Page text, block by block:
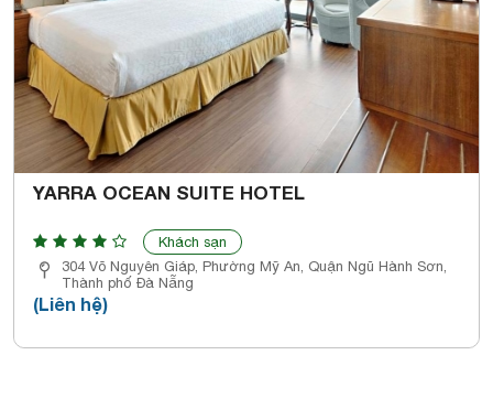
YARRA OCEAN SUITE HOTEL
Khách sạn
304 Võ Nguyên Giáp, Phường Mỹ An, Quận Ngũ Hành Sơn,
Thành phố Đà Nẵng
(Liên hệ)